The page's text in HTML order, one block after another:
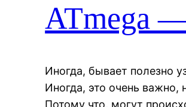
ATmega
Иногда, бывает полезно
Иногда, это очень важно,
Потому что, могут